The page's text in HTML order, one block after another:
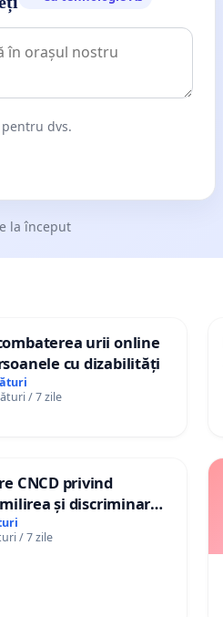
dvs.
la început
urii online
cu dizabilități
/ 7 zile
CNCD privind
și discriminarea
cu dizabilități de
TikTok „Gorici”
/ 7 zile